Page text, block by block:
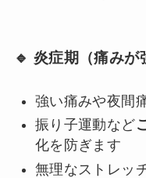
🔹 炎症期（痛みが
強い痛みや夜間
振り子運動など
化を防ぎます
無理なストレッ